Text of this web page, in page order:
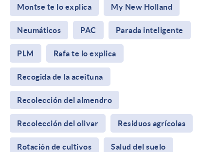
Montse te lo explica My New Holland
Neumáticos PAC Parada inteligente
PLM Rafa te lo explica
Recogida de la aceituna
Recolección del almendro
Recolección del olivar Residuos agrícolas
Rotación de cultivos Salud del suelo